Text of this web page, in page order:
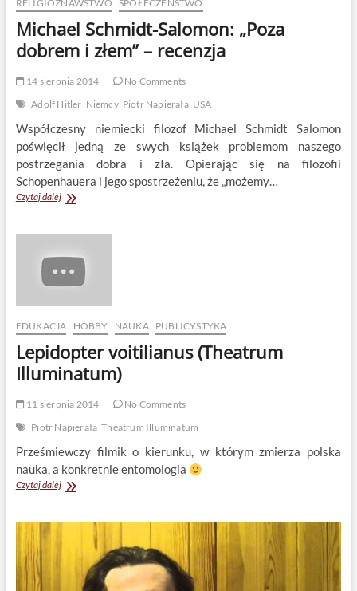
RELIGIOZNAWSTWO SPOŁECZEŃSTWO
Michael Schmidt-Salomon: „Poza
dobrem i złem” – recenzja
14 sierpnia 2014
No Comments
Adolf Hitler Niemcy Piotr Napierała USA
Współczesny niemiecki filozof Michael Schmidt Salomon
poświęcił jedną ze swych książek problemom naszego
postrzegania dobra i zła. Opierając się na filozofii
Schopenhauera i jego spostrzeżeniu, że „możemy…
Czytaj dalejMichael
dobrem
i
złem”
EDUKACJA
HOBBY NAUKA PUBLICYSTYKA
Lepidopter voitilianus (Theatrum
Illuminatum)
11 sierpnia 2014
No Comments
Piotr Napierała Theatrum Illuminatum
Prześmiewczy filmik o kierunku, w którym zmierza polska
nauka, a konkretnie entomologia
Czytaj dalejLepidopter
Illuminatum)